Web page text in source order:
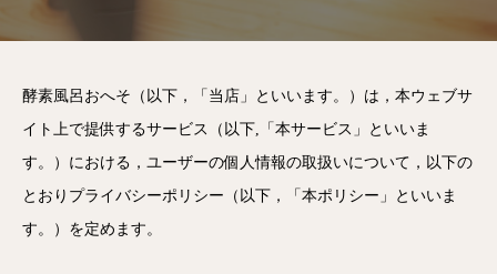
酵素風呂おへそ（以下，「当店」といいます。）は，本ウェブサ
イト上で提供するサービス（以下,「本サービス」といいま
す。）における，ユーザーの個人情報の取扱いについて，以下の
とおりプライバシーポリシー（以下，「本ポリシー」といいま
す。）を定めます。